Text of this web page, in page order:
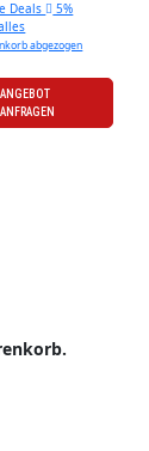
Deals
5%
abgezogen
ANGEBOT
ANFRAGEN